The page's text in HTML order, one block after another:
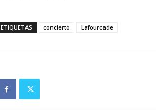
ETIQUETAS concierto Lafourcade